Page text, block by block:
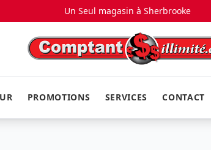
Un Seul magasin à Sherbrooke
PROMOTIONS SERVICES CONTACT